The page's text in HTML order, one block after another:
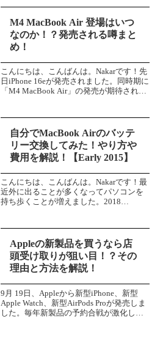
シリーズ今回の...
M4 MacBook Air 登場はいつ
なのか！？発売される噂まと
め！
こんにちは、こんばんは。Nakarです！先
日iPhone 16eが発売されました。同時期に
「M4 MacBook Air」の発売が期待されて
こで今回は、「M4 MacB...
自分でMacBook Airのバッテ
リー交換してみた！やり方や
費用を解説！【Early 2015】
こんにちは、こんばんは。Nakarです！最
近外に出ることが多くなってパソコンを
持ち歩くことが増えました。2018
動画編集やコーディングでフル稼働して
いた...
Appleの新製品を買うなら店
頭受け取りが狙い目！？その
理由と方法を解説！
9月 19日、Appleから新型iPhone、新型
Apple Watch、新型AirPods Proが発売しま
した。毎年新製品の予約合戦が激化し、